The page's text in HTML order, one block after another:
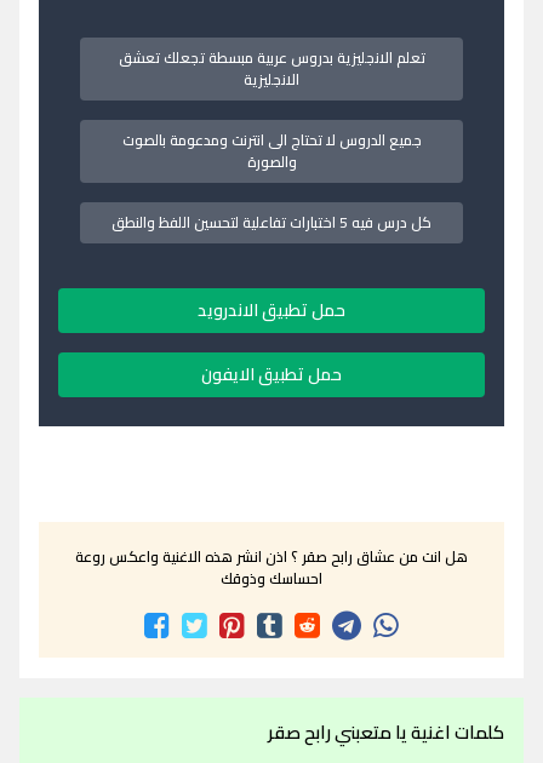
تعلم الانجليزية بدروس عربية مبسطة تجعلك تعشق
الانجليزية
جميع الدروس لا تحتاج الى انترنت ومدعومة بالصوت
والصورة
كل درس فيه 5 اختبارات تفاعلية لتحسين اللفظ والنطق
حمل تطبيق الاندرويد
حمل تطبيق الايفون
هل انت من عشاق رابح صقر ؟ اذن انشر هذه الاغنية واعكس روعة
احساسك وذوقك
كلمات اغنية يا متعبني رابح صقر